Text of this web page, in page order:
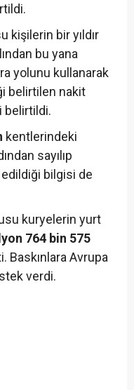
kişilerin bir yıldır
bu yana
yolunu kullanarak
belirtilen nakit
belirtildi.
kentlerindeki
sayılıp
bilgisi de
kuryelerin yurt
764 bin 575
Baskınlara Avrupa
verdi.